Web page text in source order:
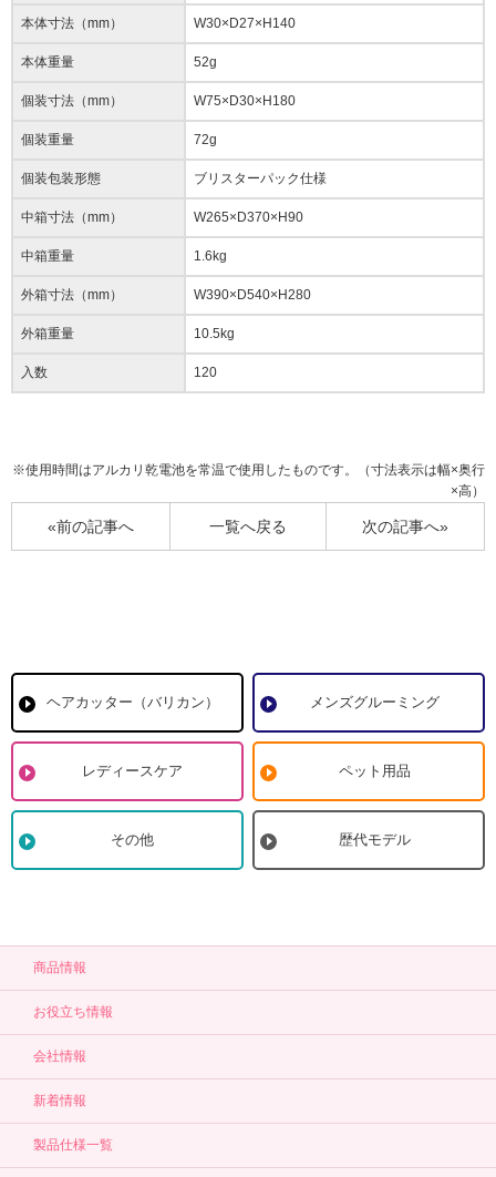
本体寸法（mm） W30×D27×H140
本体重量 52g
個装寸法（mm） W75×D30×H180
個装重量 72g
個装包装形態 ブリスターパック仕様
中箱寸法（mm） W265×D370×H90
中箱重量 1.6kg
外箱寸法（mm） W390×D540×H280
外箱重量 10.5kg
入数 120
※使用時間はアルカリ乾電池を常温で使用したものです。（寸法表示は幅×奥行
×高）
«前の記事へ 次の記事へ»
一覧へ戻る
ヘアカッター（バリカン） メンズグルーミング
レディースケア ペット用品
その他 歴代モデル
商品情報
お役立ち情報
会社情報
新着情報
製品仕様一覧